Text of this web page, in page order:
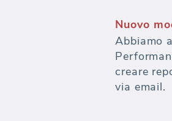
Nuovo
Abbiamo
creare
via email.